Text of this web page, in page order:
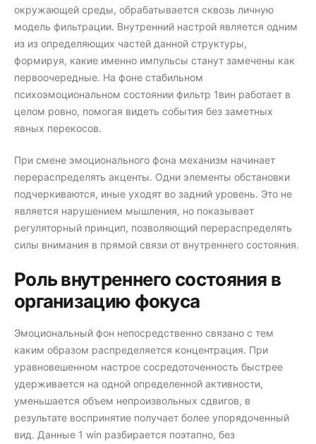
окружающей среды, обрабатывается сквозь личную
модель фильтрации. Внутренний настрой является одним
из из определяющих частей данной структуры,
формируя, какие именно импульсы станут замечены как
первоочередные. На фоне стабильном
психоэмоциональном состоянии фильтр 1вин работает в
целом ровно, помогая видеть события без заметных
явных перекосов.
При смене эмоционального фона механизм начинает
перераспределять акценты. Одни элементы обстановки
подчеркиваются, иные уходят во задний уровень. Это не
является нарушением мышления, но показывает
регуляторный принцип, позволяющий перераспределять
силы внимания в прямой связи от внутреннего состояния.
Роль внутреннего состояния в
организацию фокуса
Эмоциональный фон непосредственно связано с тем
каким образом распределяется концентрация. При
уравновешенном настрое сосредоточенность быстрее
удерживается на одной определенной активности,
уменьшается объем непроизвольных сдвигов, в
результате воспринятие получает более упорядоченный
вид. Данные 1 win разбирается поэтапно, без